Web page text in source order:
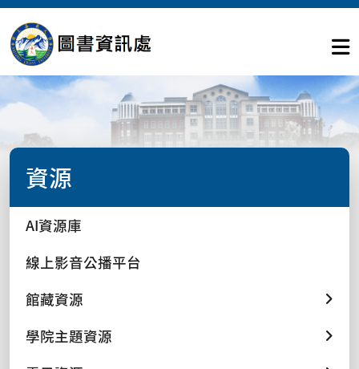
資源
AI資源庫
線上影音公播平台
館藏資源
學院主題資源